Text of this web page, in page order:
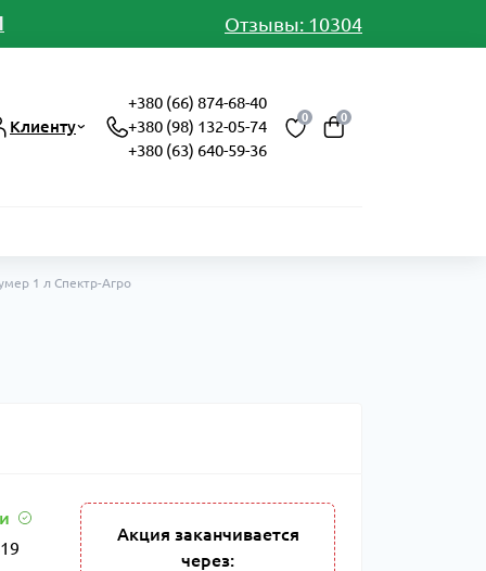
Отзывы: 10304
Клиенту
+380 (66) 874-68-40
+380 (98) 132-05-74
+380 (63) 640-59-36
0 0
1 л Спектр-Агро
Акция заканчивается
через: